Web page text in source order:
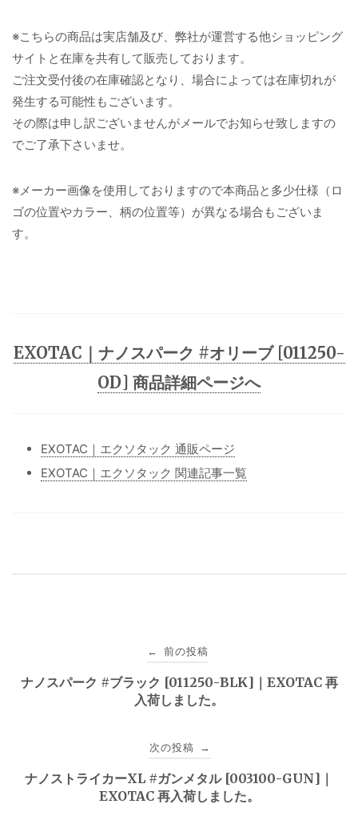
※こちらの商品は実店舗及び、弊社が運営する他ショッピング
サイトと在庫を共有して販売しております。
ご注文受付後の在庫確認となり、場合によっては在庫切れが
発生する可能性もございます。
その際は申し訳ございませんがメールでお知らせ致しますの
でご了承下さいませ。
※メーカー画像を使用しておりますので本商品と多少仕様（ロ
ゴの位置やカラー、柄の位置等）が異なる場合もございま
す。
EXOTAC｜ナノスパーク #オリーブ [011250-
OD] 商品詳細ページへ
EXOTAC｜エクソタック 通販ページ
EXOTAC｜エクソタック 関連記事一覧
稿
ゲ
← 前の投稿
ナノスパーク #ブラック [011250-BLK]｜EXOTAC 再
入荷しました。
次の投稿 →
ナノストライカーXL #ガンメタル [003100-GUN]｜
EXOTAC 再入荷しました。